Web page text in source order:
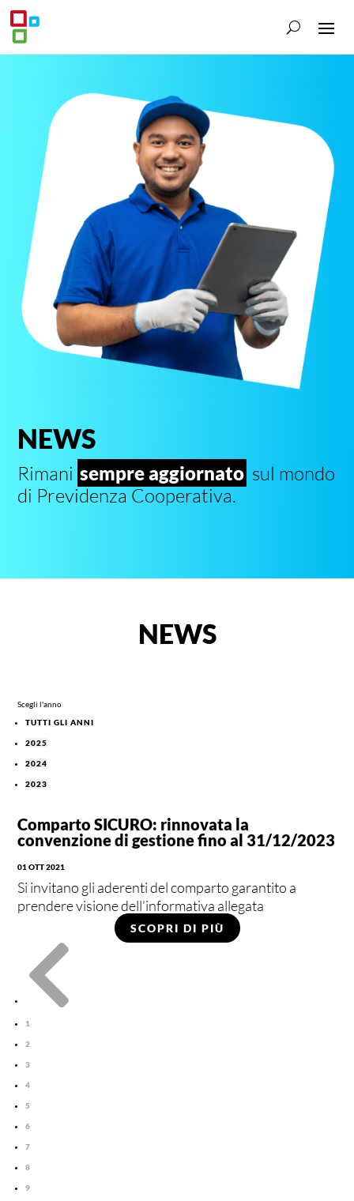
NEWS
Rimani sempre aggiornato sul mondo
di Previdenza Cooperativa.
NEWS
Scegli l'anno
TUTTI GLI ANNI
2025
2024
2023
Comparto SICURO: rinnovata la
convenzione di gestione fino al 31/12/2023
01 OTT 2021
Si invitano gli aderenti del comparto garantito a
prendere visione dell’informativa allegata
SCOPRI DI PIÙ

1
2
3
4
5
6
7
8
9